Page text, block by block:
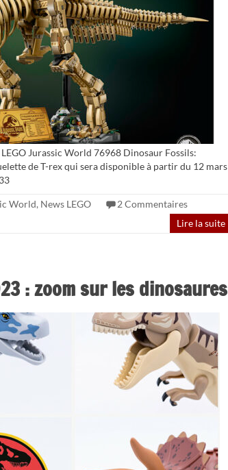
Jurassic World 76968 Dinosaur Fossils:
de T-rex qui sera disponible à partir du 12 mars
World, News LEGO
2 Commentaires
Lire la suite
: zoom sur les dinosaures